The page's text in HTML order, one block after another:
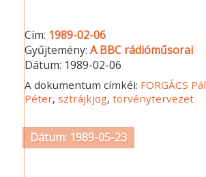
Cím: 1989-02-06
Gyűjtemény:A BBC rádióműsorai
Dátum: 1989-02-06
A dokumentum címkéi: FORGÁCS Pál
Péter,sztrájkjog,törvénytervezet
Dátum: 1989-05-23